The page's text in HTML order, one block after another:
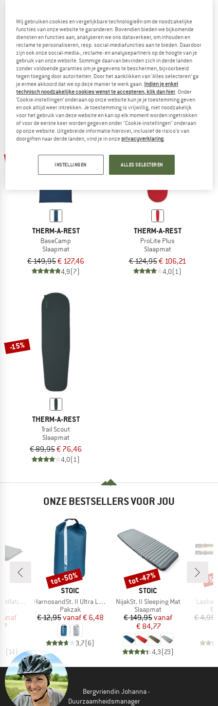
THERM-A-REST
LuxuryMap
Slaapmat
€ 164,95vanaf € 140,21
5,0(5)
THERM-A-REST
Trail Pro
Slaapmat
€ 149,95vanaf € 127,46
4,8(17)
THERM-A-REST
BaseCamp
Slaapmat
€ 149,95€ 127,46
4,9(7)
-15%
THERM-A-REST
ProLite Plus
Slaapmat
€ 124,95€ 106,21
4,0(1)
-15%
THERM-A-REST
Trail Scout
Slaapmat
€ 89,95€ 76,46
4,0(1)
ONZE BESTSELLERS VOOR JOU
Mat
prijs
(14)
MERK
STOIC
Artikel
HarnosandSt. II Ultra Lite Dry Bag
Productgroep
Pakzak
Prijs
€ 12,95 Verlaagde prijs
vanaf€ 6,48
3,7(6)
Korting
tot -50%
MERK
STOIC
Artikel
NijakSt. II Sleeping Mat
Productgroep
Slaapmat
Prijs
€ 149,95Verlaagde prijs
vanaf
€ 84,77
4,3(23)
Korting
tot -47%
Artikel
€ 4,95
-
Bergvriendin Johanna -
Duurzaamheidsmanager
Wij gebruiken cookies en vergelijkbare technologieën om de noodzakelijke
functies van onze website te garanderen. Bovendien bieden we bijkomende
diensten en functies aan, analyseren we ons dataverkeer, om inhouden en
reclame te personaliseren, resp. social-mediafuncties aan te bieden. Daardoor
zijn ook onze social-media-, reclame- en analysepartners op de hoogte van je
gebruik van onze website. Sommige daarvan bevinden zich in derde landen
zonder voldoende garanties om je gegevens te beschermen, bijvoorbeeld
tegen toegang door autoriteiten. Door het aanklikken van ‘Alles selecteren’ ga
je ermee akkoord dat we op deze manier te werk gaan. Indien je enkel
technisch noodzakelijke cookies wenst te accepteren, klik dan hier . Onder
‘Cookie-instellingen’ onderaan op onze website kun je je toestemming geven
en ook altijd weer intrekken. Je toestemming is vrijwillig, niet noodzakelijk
voor het gebruik van deze website en kan op elk moment worden ingetrokken
of voor de eerste keer worden gegeven onder "Cookie-instellingen" onderaan
op onze website. Uitgebreide informatie hierover, inclusief de risico's van
doorgiften naar derde landen, vind je in onze privacyverklaring
INSTELLINGEN ALLES SELECTEREN